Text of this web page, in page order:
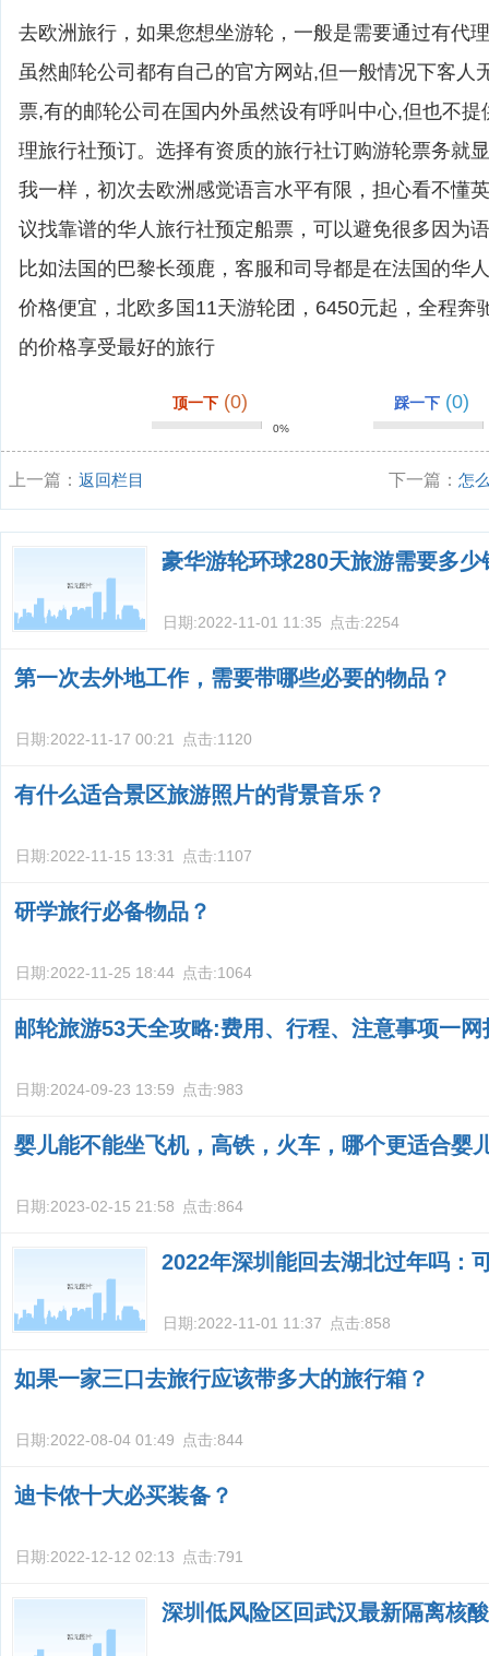
去欧洲旅行，如果您想坐游轮，一般是需要通过有代
虽然邮轮公司都有自己的官方网站,但一般情况下客人
票,有的邮轮公司在国内外虽然设有呼叫中心,但也不
理旅行社预订。选择有资质的旅行社订购游轮票务就
我一样，初次去欧洲感觉语言水平有限，担心看不懂
议找靠谱的华人旅行社预定船票，可以避免很多因为
比如法国的巴黎长颈鹿，客服和司导都是在法国的华
价格便宜，北欧多国11天游轮团，6450元起，全程奔
的价格享受最好的旅行
顶一下 (0)
0%
踩一下 (0)
上一篇： 返回栏目 下一篇：怎
豪华游轮环球280天旅游需要多少
日期:2022-11-01 11:35 点击:2254
第一次去外地工作，需要带哪些必要的物品？
日期:2022-11-17 00:21 点击:1120
有什么适合景区旅游照片的背景音乐？
日期:2022-11-15 13:31 点击:1107
研学旅行必备物品？
日期:2022-11-25 18:44 点击:1064
邮轮旅游53天全攻略:费用、行程、注意事项一网
日期:2024-09-23 13:59 点击:983
婴儿能不能坐飞机，高铁，火车，哪个更适合婴
日期:2023-02-15 21:58 点击:864
2022年深圳能回去湖北过年吗：
日期:2022-11-01 11:37 点击:858
如果一家三口去旅行应该带多大的旅行箱？
日期:2022-08-04 01:49 点击:844
迪卡侬十大必买装备？
日期:2022-12-12 02:13 点击:791
深圳低风险区回武汉最新隔离核